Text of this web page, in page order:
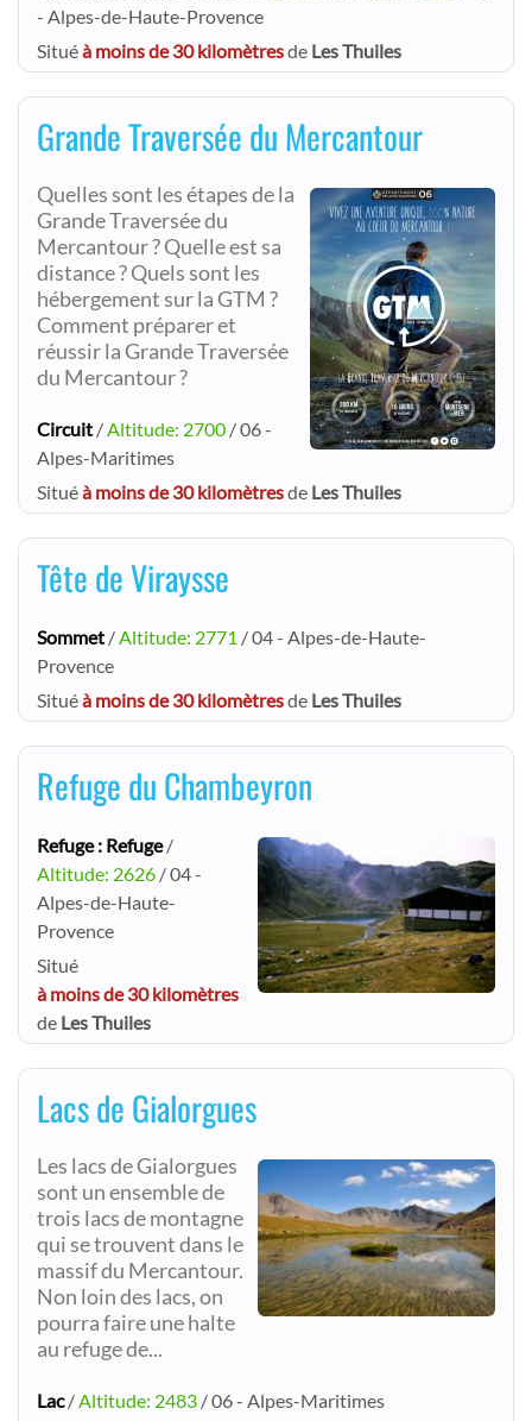
- Alpes-de-Haute-Provence
Situéà moins de 30 kilomètresde Les Thuiles
Grande Traversée du Mercantour
Quelles sont les étapes de la
Grande Traversée du
Mercantour ? Quelle est sa
distance ? Quels sont les
hébergement sur la GTM ?
Comment préparer et
réussir la Grande Traversée
du Mercantour ?
Circuit / Altitude: 2700 / 06 -
Alpes-Maritimes
Situéà moins de 30 kilomètresde Les Thuiles
Tête de Viraysse
Sommet / Altitude: 2771 / 04 - Alpes-de-Haute-
Provence
Situéà moins de 30 kilomètresde Les Thuiles
Refuge du Chambeyron
Refuge : Refuge/
Altitude: 2626 / 04 -
Alpes-de-Haute-
Provence
Situé
à moins de 30 kilomètres
de Les Thuiles
Lacs de Gialorgues
Les lacs de Gialorgues
sont un ensemble de
trois lacs de montagne
qui se trouvent dans le
massif du Mercantour.
Non loin des lacs, on
pourra faire une halte
au refuge de...
Lac/ Altitude: 2483 / 06 - Alpes-Maritimes